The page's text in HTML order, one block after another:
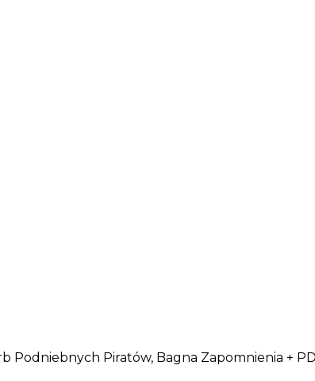
Podniebnych Piratów, Bagna Zapomnienia +